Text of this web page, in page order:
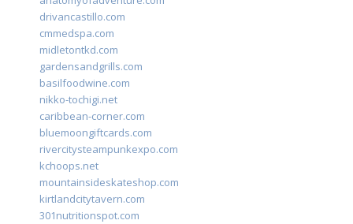
drivancastillo.com
cmmedspa.com
midletontkd.com
gardensandgrills.com
basilfoodwine.com
nikko-tochigi.net
caribbean-corner.com
bluemoongiftcards.com
rivercitysteampunkexpo.com
kchoops.net
mountainsideskateshop.com
kirtlandcitytavern.com
301nutritionspot.com